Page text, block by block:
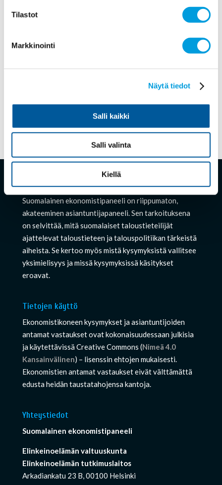
Tilastot
Markkinointi
Näytä tiedot
Salli kaikki
Salli valinta
Kiellä
lyhentämisestä sääntelyn keinoin
Vain seitsemän prosenttia ekonomisteista pitää
lainsäädännöllä ja yleissitovilla työehtosopimuksilla
hyvänä tapana ohjata työaikojen kehitystä Suomessa.
« Vanhemmat merkinnät
Ekonomistikone
Suomalainen ekonomistipaneeli on riippumaton,
akateeminen asiantuntijapaneeli. Sen tarkoituksena
on selvittää, mitä suomalaiset taloustieteilijät
ajattelevat taloustieteen ja talouspolitiikan tärkeistä
aiheista. Se kertoo myös mistä kysymyksistä vallitsee
yksimielisyys ja missä kysymyksissä käsitykset
eroavat.
Tietojen käyttö
Ekonomistikoneen kysymykset ja asiantuntijoiden
antamat vastaukset ovat kokonaisuudessaan julkisia
ja käytettävissä Creative Commons (Nimeä 4.0
Kansainvälinen) – lisenssin ehtojen mukaisesti.
Ekonomistien antamat vastaukset eivät välttämättä
edusta heidän taustatahojensa kantoja.
Yhteystiedot
Suomalainen ekonomistipaneeli
Elinkeinoelämän valtuuskunta
Elinkeinoelämän tutkimuslaitos
Arkadiankatu 23 B, 00100 Helsinki